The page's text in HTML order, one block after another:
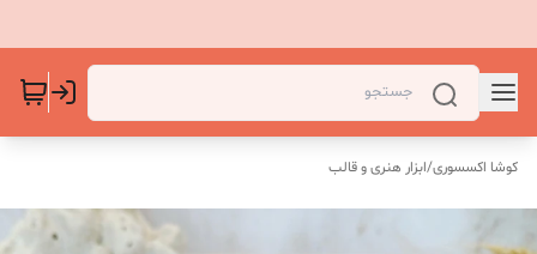
کوشا اکسسوری/ابزار هنری و قالب